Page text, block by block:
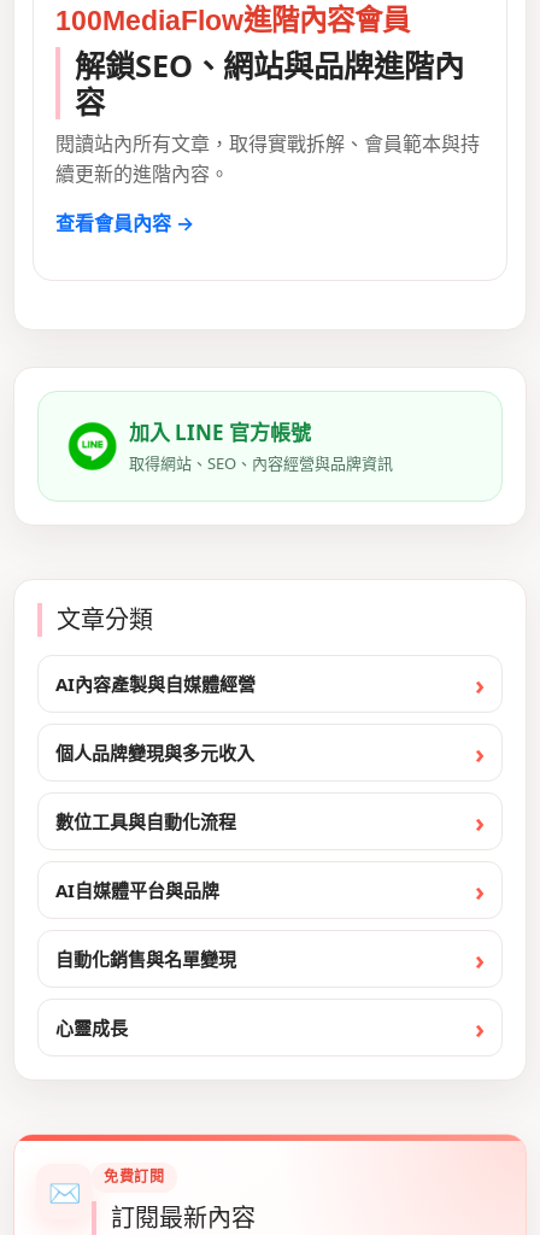
100MediaFlow進階內容會員
解鎖SEO、網站與品牌進階內
容
閱讀站內所有文章，取得實戰拆解、會員範本與持
續更新的進階內容。
查看會員內容 →
加入 LINE 官方帳號
取得網站、SEO、內容經營與品牌資訊
文章分類
AI內容產製與自媒體經營
個人品牌變現與多元收入
數位工具與自動化流程
AI自媒體平台與品牌
自動化銷售與名單變現
心靈成長
✉ 免費訂閱
訂閱最新內容